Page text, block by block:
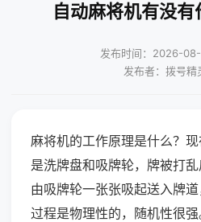
自动麻将机有没
发布时间：2026-
发布者：拨号精
麻将机的工作原理是什么？
是洗牌盘和吸牌轮，牌被打
由吸牌轮一张张吸起送入牌
过程是物理性的，随机性很强